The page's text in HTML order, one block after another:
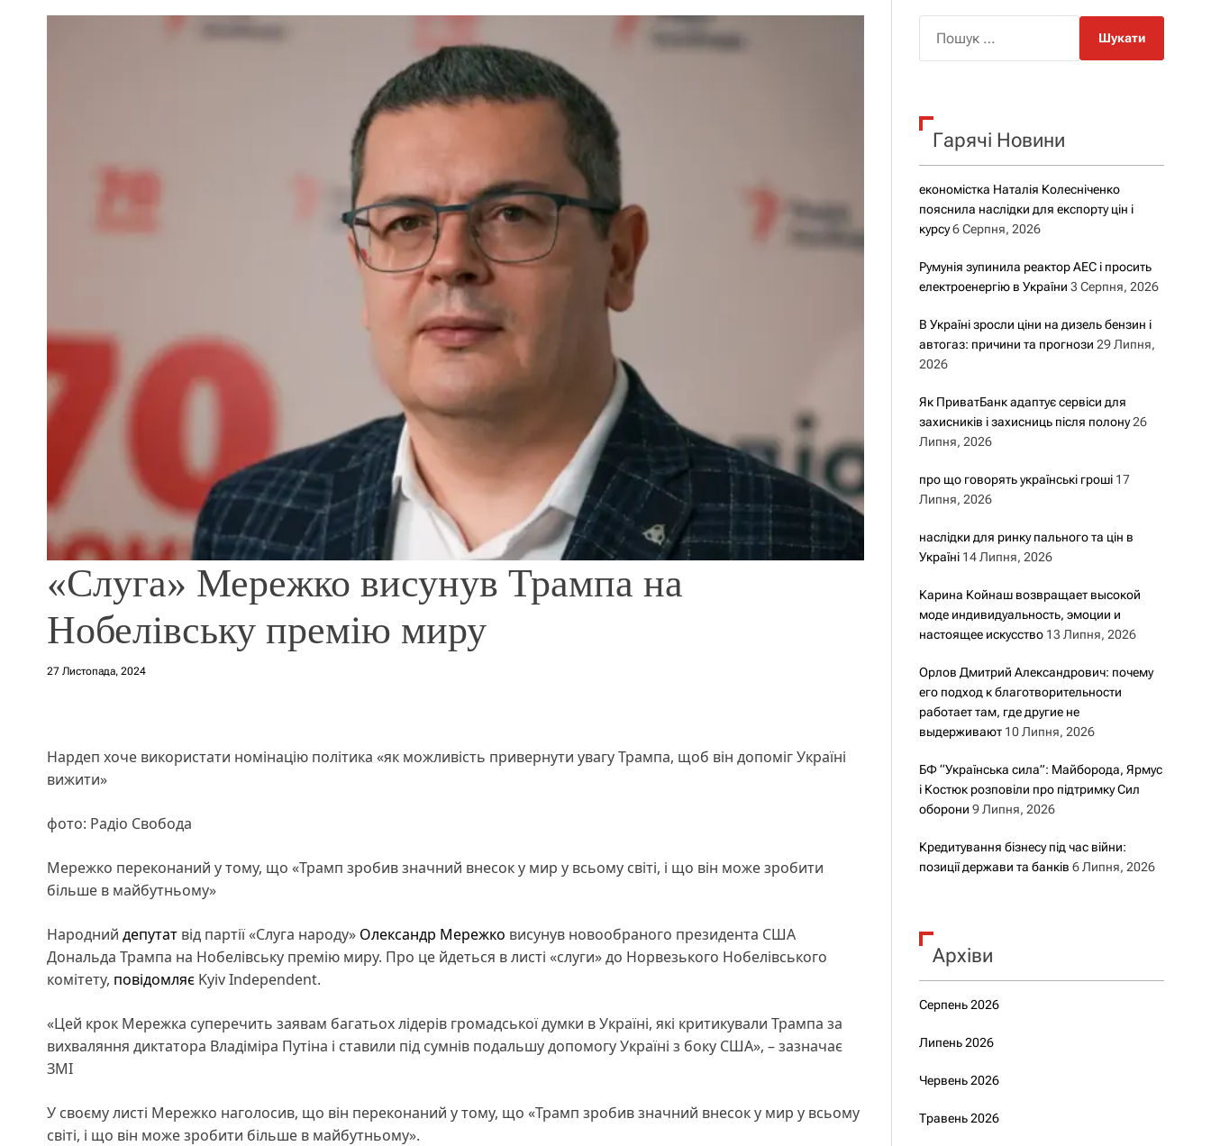
р
о
у
«Слуга» Мережко висунув Трампа на
Нобелівську премію миру
27 Листопада, 2024
Нардеп хоче використати номінацію політика «як можливість привернути увагу Трампа, щоб він допоміг Україні
вижити»
фото: Радіо Свобода
Мережко переконаний у тому, що «Трамп зробив значний внесок у мир у всьому світі, і що він може зробити
більше в майбутньому»
Народний депутат від партії «Слуга народу» Олександр Мережко висунув новообраного президента США
Дональда Трампа на Нобелівську премію миру. Про це йдеться в листі «слуги» до Норвезького Нобелівського
комітету, повідомляє Kyiv Independent.
«Цей крок Мережка суперечить заявам багатьох лідерів громадської думки в Україні, які критикували Трампа за
вихваляння диктатора Владіміра Путіна і ставили під сумнів подальшу допомогу Україні з боку США», – зазначає
ЗМІ
У своєму листі Мережко наголосив, що він переконаний у тому, що «Трамп зробив значний внесок у мир у всьому
світі, і що він може зробити більше в майбутньому».
к
Гарячі Новини
економістка Наталія Колесніченко
пояснила наслідки для експорту цін і
курсу 6 Серпня, 2026
Румунія зупинила реактор АЕС і просить
електроенергію в України 3 Серпня, 2026
В Україні зросли ціни на дизель бензин і
автогаз: причини та прогнози 29 Липня,
2026
Як ПриватБанк адаптує сервіси для
захисників і захисниць після полону 26
Липня, 2026
про що говорять українські гроші 17
Липня, 2026
наслідки для ринку пального та цін в
Україні 14 Липня, 2026
Карина Койнаш возвращает высокой
моде индивидуальность, эмоции и
настоящее искусство 13 Липня, 2026
Орлов Дмитрий Александрович: почему
его подход к благотворительности
работает там, где другие не
выдерживают 10 Липня, 2026
БФ “Українська сила”: Майборода, Ярмус
і Костюк розповіли про підтримку Сил
оборони 9 Липня, 2026
Кредитування бізнесу під час війни:
позиції держави та банків 6 Липня, 2026
Архіви
Серпень 2026
Липень 2026
Червень 2026
Травень 2026